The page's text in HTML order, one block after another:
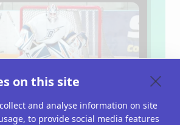
on this site
and analyse information on site
to provide social media features